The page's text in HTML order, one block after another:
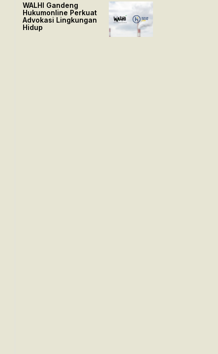
WALHI Gandeng
Hukumonline Perkuat
Advokasi Lingkungan
Hidup